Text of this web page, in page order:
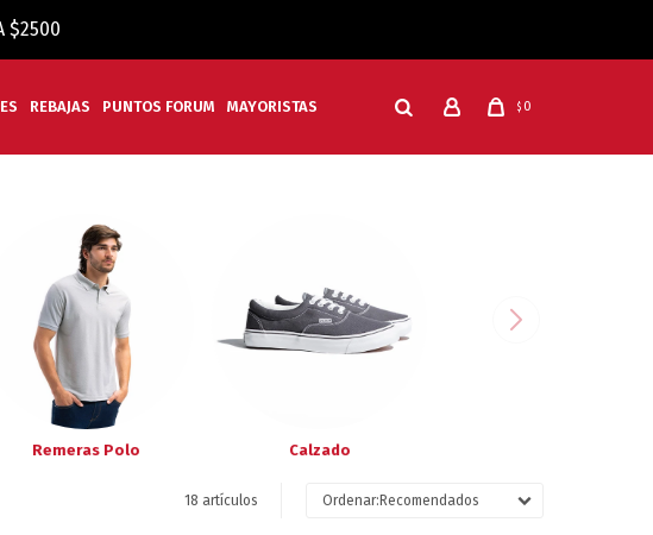
$2500
REBAJAS PUNTOS FORUM MAYORISTAS $ 0
Remeras Polo Calzado
18 artículos Recomendados